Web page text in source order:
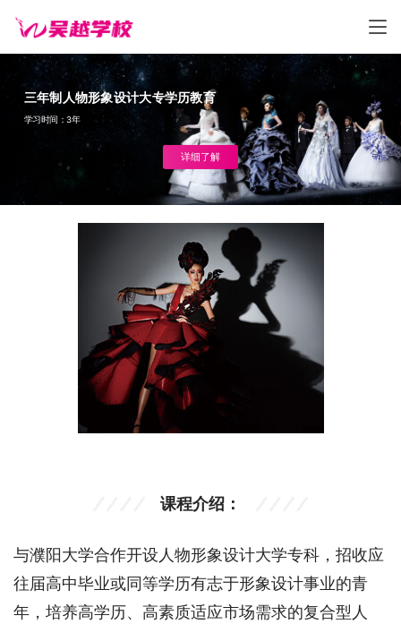
三年制人物形象设计大专学历教育
学习时间：3年
详细了解
课程介绍：
与濮阳大学合作开设人物形象设计大学专科，招收应
往届高中毕业或同等学历有志于形象设计事业的青
年，培养高学历、高素质适应市场需求的复合型人